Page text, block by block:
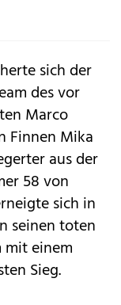
sich der
des vor
Marco
Finnen Mika
aus der
58 von
sich in
seinen toten
einem
Sieg.